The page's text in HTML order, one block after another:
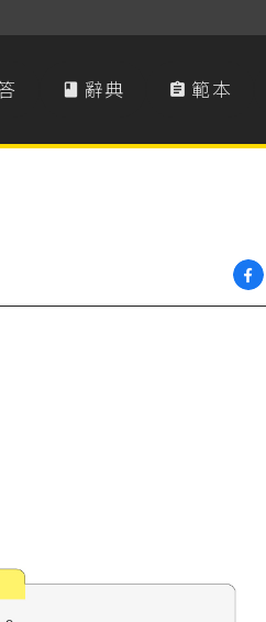
 辭典  範本